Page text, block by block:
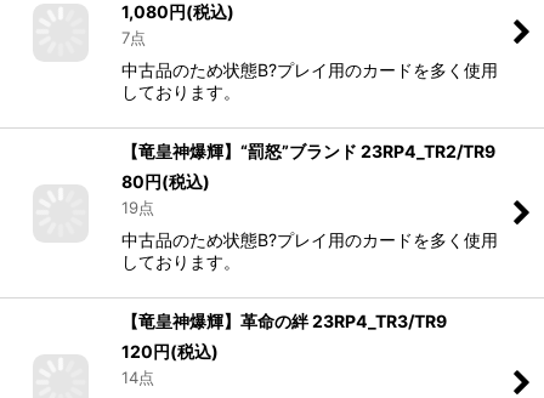
1,080円(税込)
7点
中古品のため状態B?プレイ用のカードを多く使用
しております。
【竜皇神爆輝】“罰怒”ブランド 23RP4_TR2/TR9
80円(税込)
19点
中古品のため状態B?プレイ用のカードを多く使用
しております。
【竜皇神爆輝】革命の絆 23RP4_TR3/TR9
120円(税込)
14点